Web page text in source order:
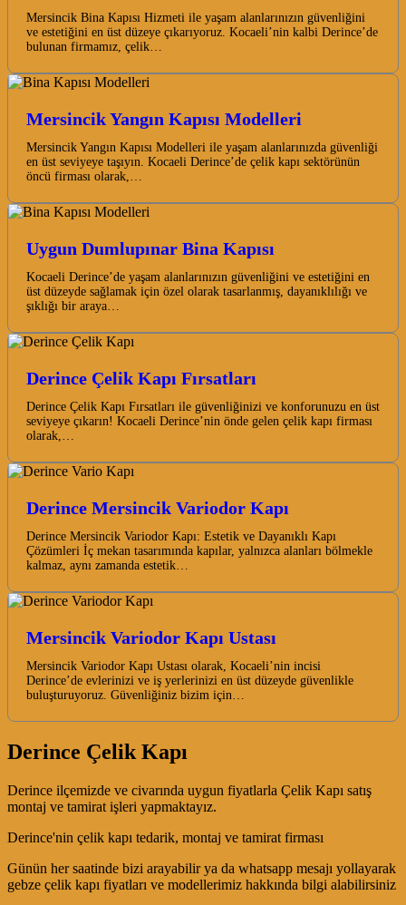
Mersincik Bina Kapısı Hizmeti ile yaşam alanlarınızın güvenliğini
ve estetiğini en üst düzeye çıkarıyoruz. Kocaeli’nin kalbi Derince’de
bulunan firmamız, çelik…
Mersincik Yangın Kapısı Modelleri
Mersincik Yangın Kapısı Modelleri ile yaşam alanlarınızda güvenliği
en üst seviyeye taşıyın. Kocaeli Derince’de çelik kapı sektörünün
öncü firması olarak,…
Uygun Dumlupınar Bina Kapısı
Kocaeli Derince’de yaşam alanlarınızın güvenliğini ve estetiğini en
üst düzeyde sağlamak için özel olarak tasarlanmış, dayanıklılığı ve
şıklığı bir araya…
Derince Çelik Kapı Fırsatları
Derince Çelik Kapı Fırsatları ile güvenliğinizi ve konforunuzu en üst
seviyeye çıkarın! Kocaeli Derince’nin önde gelen çelik kapı firması
olarak,…
Derince Mersincik Variodor Kapı
Derince Mersincik Variodor Kapı: Estetik ve Dayanıklı Kapı
Çözümleri İç mekan tasarımında kapılar, yalnızca alanları bölmekle
kalmaz, aynı zamanda estetik…
Mersincik Variodor Kapı Ustası
Mersincik Variodor Kapı Ustası olarak, Kocaeli’nin incisi
Derince’de evlerinizi ve iş yerlerinizi en üst düzeyde güvenlikle
buluşturuyoruz. Güvenliğiniz bizim için…
Derince Çelik Kapı
Derince ilçemizde ve civarında uygun fiyatlarla Çelik Kapı satış
montaj ve tamirat işleri yapmaktayız.
Derince'nin çelik kapı tedarik, montaj ve tamirat firması
Günün her saatinde bizi arayabilir ya da whatsapp mesajı yollayarak
gebze çelik kapı fiyatları ve modellerimiz hakkında bilgi alabilirsiniz